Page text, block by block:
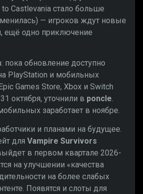
Castlevania стало больше
— игроков ждут новые
ещё одно приключение
пока обновление доступно
PlayStation и мобильных
Games Store, Xbox и Switch
октября, уточнили в poncle.
заработает в ноябре.
и планами на будущее.
для Vampire Survivors
в первом квартале 2026-
на улучшении «качества
на более слабых
Появятся и слоты для